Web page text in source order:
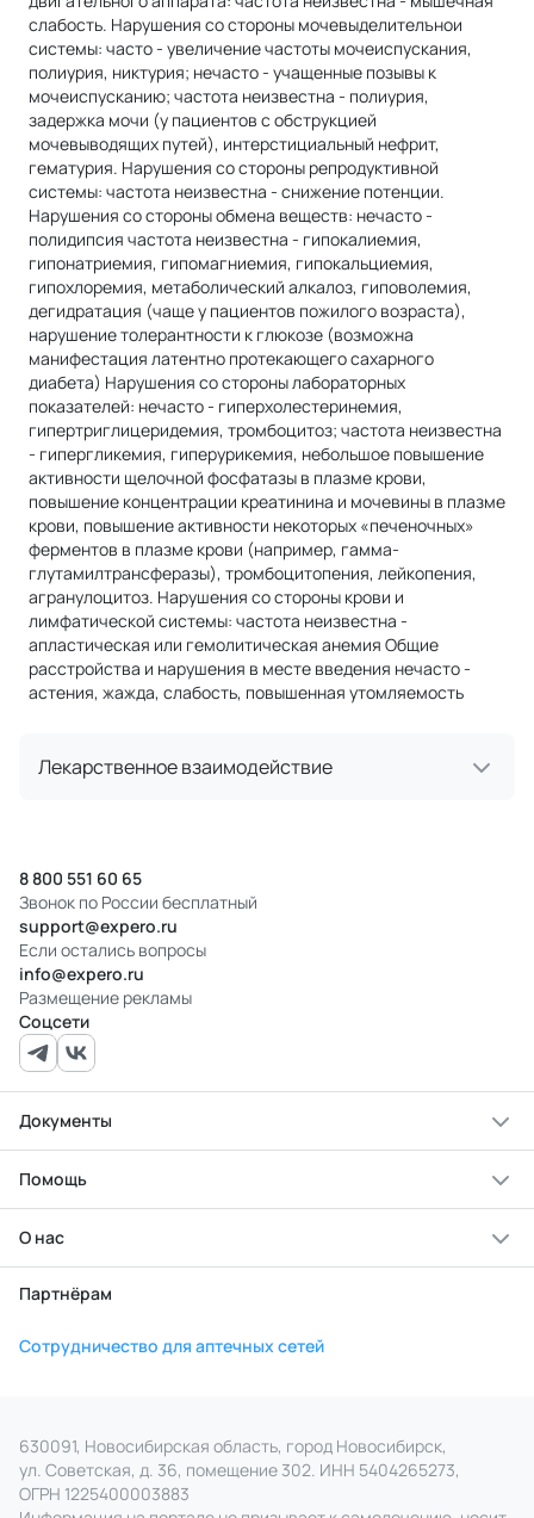
слабость. Нарушения со стороны мочевыделителънои
системы: часто - увеличение частоты мочеиспускания,
полиурия, никтурия; нечасто - учащенные позывы к
мочеиспусканию; частота неизвестна - полиурия,
задержка мочи (у пациентов с обструкцией
мочевыводящих путей), интерстициальный нефрит,
гематурия. Нарушения со стороны репродуктивной
системы: частота неизвестна - снижение потенции.
Нарушения со стороны обмена веществ: нечасто -
полидипсия частота неизвестна - гипокалиемия,
гипонатриемия, гипомагниемия, гипокальциемия,
гипохлоремия, метаболический алкалоз, гиповолемия,
дегидратация (чаще у пациентов пожилого возраста),
нарушение толерантности к глюкозе (возможна
манифестация латентно протекающего сахарного
диабета) Нарушения со стороны лабораторных
показателей: нечасто - гиперхолестеринемия,
гипертриглицеридемия, тромбоцитоз; частота неизвестна
- гипергликемия, гиперурикемия, небольшое повышение
активности щелочной фосфатазы в плазме крови,
повышение концентрации креатинина и мочевины в плазме
крови, повышение активности некоторых «печеночных»
ферментов в плазме крови (например, гамма-
глутамилтрансферазы), тромбоцитопения, лейкопения,
агранулоцитоз. Нарушения со стороны крови и
лимфатической системы: частота неизвестна -
апластическая или гемолитическая анемия Общие
расстройства и нарушения в месте введения нечасто -
астения, жажда, слабость, повышенная утомляемость
Лекарственное взаимодействие
8 800 551 60 65
Звонок по России бесплатный
support@expero.ru
Если остались вопросы
info@expero.ru
Размещение рекламы
Соцсети
Документы
Помощь
О нас
Партнёрам
Сотрудничество для аптечных сетей
630091, Новосибирская область, город Новосибирск,
ул. Советская, д. 36, помещение 302. ИНН 5404265273,
ОГРН 1225400003883